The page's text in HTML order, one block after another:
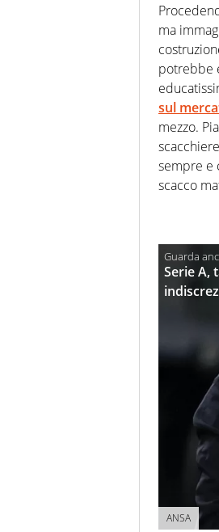
ma
potrebbe
sul
mezzo.
sempre e
scacco
Serie A,
ANSA